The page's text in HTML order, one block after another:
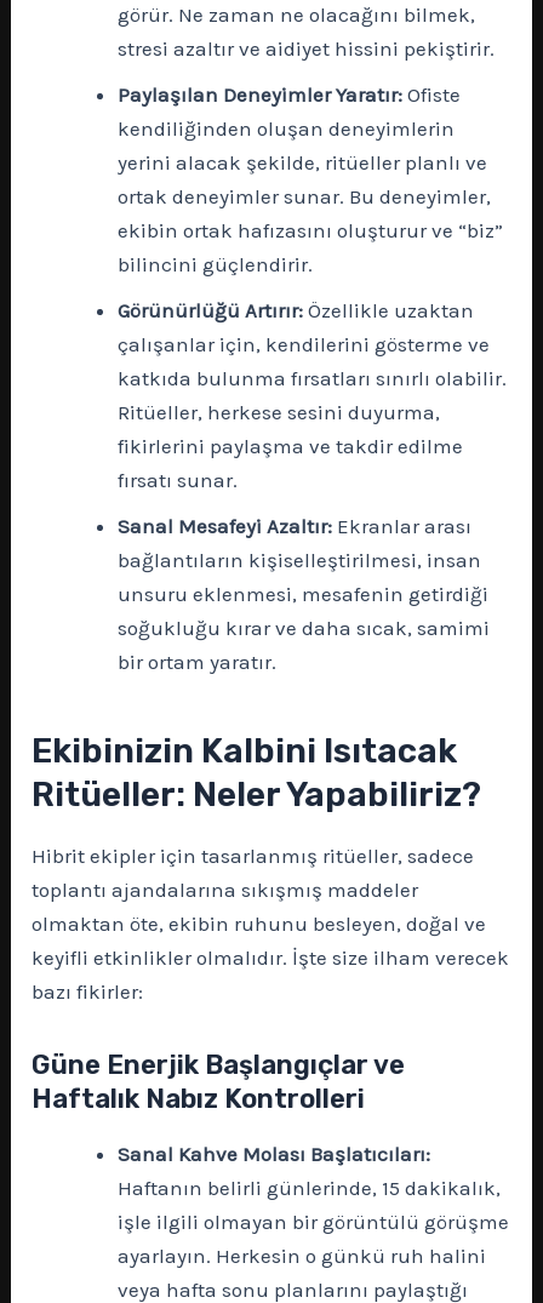
görür. Ne zaman ne olacağını bilmek,
stresi azaltır ve aidiyet hissini pekiştirir.
Paylaşılan Deneyimler Yaratır: Ofiste
kendiliğinden oluşan deneyimlerin
yerini alacak şekilde, ritüeller planlı ve
ortak deneyimler sunar. Bu deneyimler,
ekibin ortak hafızasını oluşturur ve “biz”
bilincini güçlendirir.
Görünürlüğü Artırır: Özellikle uzaktan
çalışanlar için, kendilerini gösterme ve
katkıda bulunma fırsatları sınırlı olabilir.
Ritüeller, herkese sesini duyurma,
fikirlerini paylaşma ve takdir edilme
fırsatı sunar.
Sanal Mesafeyi Azaltır: Ekranlar arası
bağlantıların kişiselleştirilmesi, insan
unsuru eklenmesi, mesafenin getirdiği
soğukluğu kırar ve daha sıcak, samimi
bir ortam yaratır.
Ekibinizin Kalbini Isıtacak
Ritüeller: Neler Yapabiliriz?
Hibrit ekipler için tasarlanmış ritüeller, sadece
toplantı ajandalarına sıkışmış maddeler
olmaktan öte, ekibin ruhunu besleyen, doğal ve
keyifli etkinlikler olmalıdır. İşte size ilham verecek
bazı fikirler:
Güne Enerjik Başlangıçlar ve
Haftalık Nabız Kontrolleri
Sanal Kahve Molası Başlatıcıları:
Haftanın belirli günlerinde, 15 dakikalık,
işle ilgili olmayan bir görüntülü görüşme
ayarlayın. Herkesin o günkü ruh halini
veya hafta sonu planlarını paylaştığı